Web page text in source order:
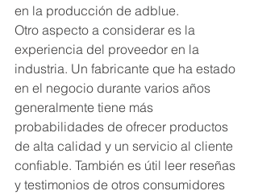
en la producción de adblue.
Otro aspecto a considerar es la
experiencia del proveedor en la
industria. Un fabricante que ha estado
en el negocio durante varios años
generalmente tiene más
probabilidades de ofrecer productos
de alta calidad y un servicio al cliente
confiable. También es útil leer reseñas
y testimonios de otros consumidores